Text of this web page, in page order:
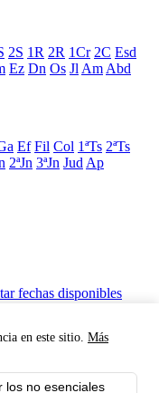
en este sitio. Más
los no esenciales
2S 1R 2R 1Cr 2C Esd
Ez Dn Os Jl Am Abd
Ef Fil Col 1ªTs 2ªTs
2ªJn 3ªJn Jud Ap
fechas disponibles